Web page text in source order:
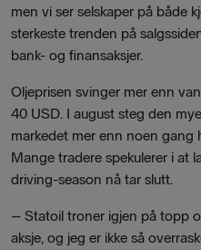
men vi ser selskaper på både
sterkeste trenden på
bank- og finansaksjer.
Oljeprisen svinger mer enn
40 USD. I august steg den
markedet mer enn noen gang
Mange tradere spekulerer i at
driving-season nå tar slutt.
– Statoil troner igjen på topp
aksje, og jeg er ikke så